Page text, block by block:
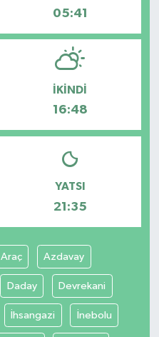
05:41
İKINDI
16:48
YATSI
21:35
Araç Azdavay
Daday Devrekani
İhsangazi İnebolu